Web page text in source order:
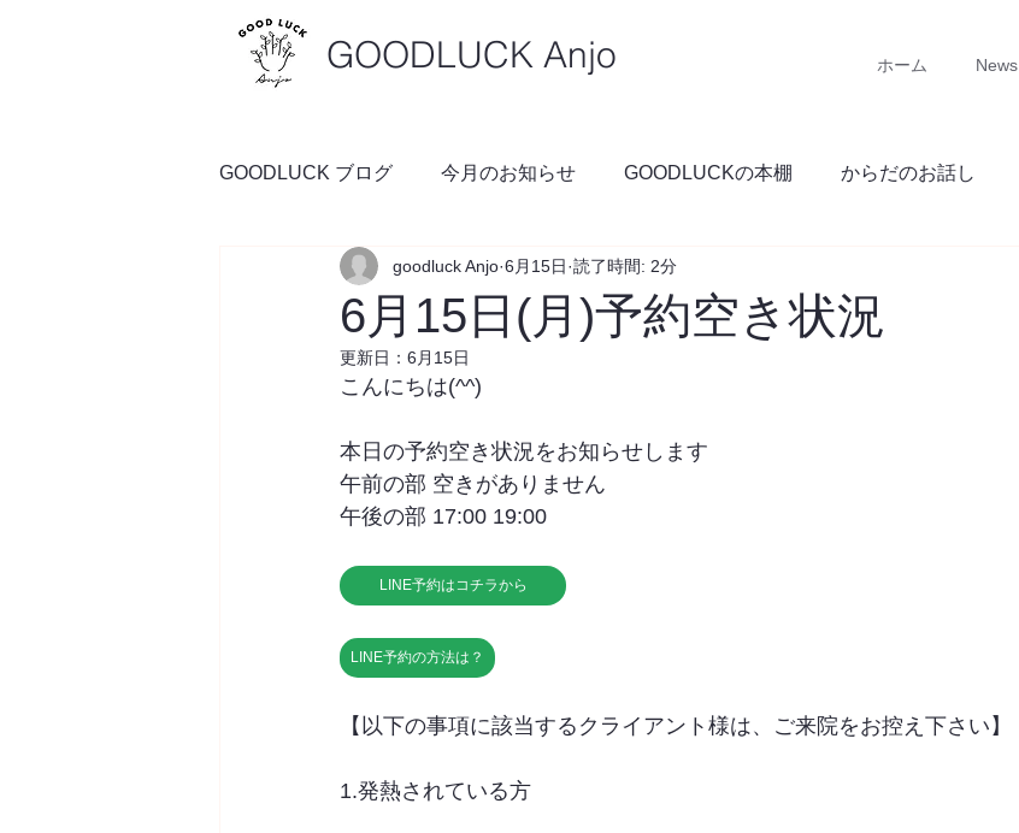
ホーム News
GOODLUCK Anjo
GOODLUCK ブログ 今月のお知らせ GOODLUCKの本棚 からだのお話し
料理の時間 予約空き状況 GOODLUCKブログ
6月15日(月)予約空き状況
goodluck Anjo 6月15日 読了時間: 2分
更新日： 6月15日
こんにちは(^^)
本日の予約空き状況をお知らせします
午前の部 空きがありません
午後の部 17:00 19:00
LINE予約はコチラから
LINE予約の方法は？
【以下の事項に該当するクライアント様は、ご来院をお控え下さい】
1.発熱されている方